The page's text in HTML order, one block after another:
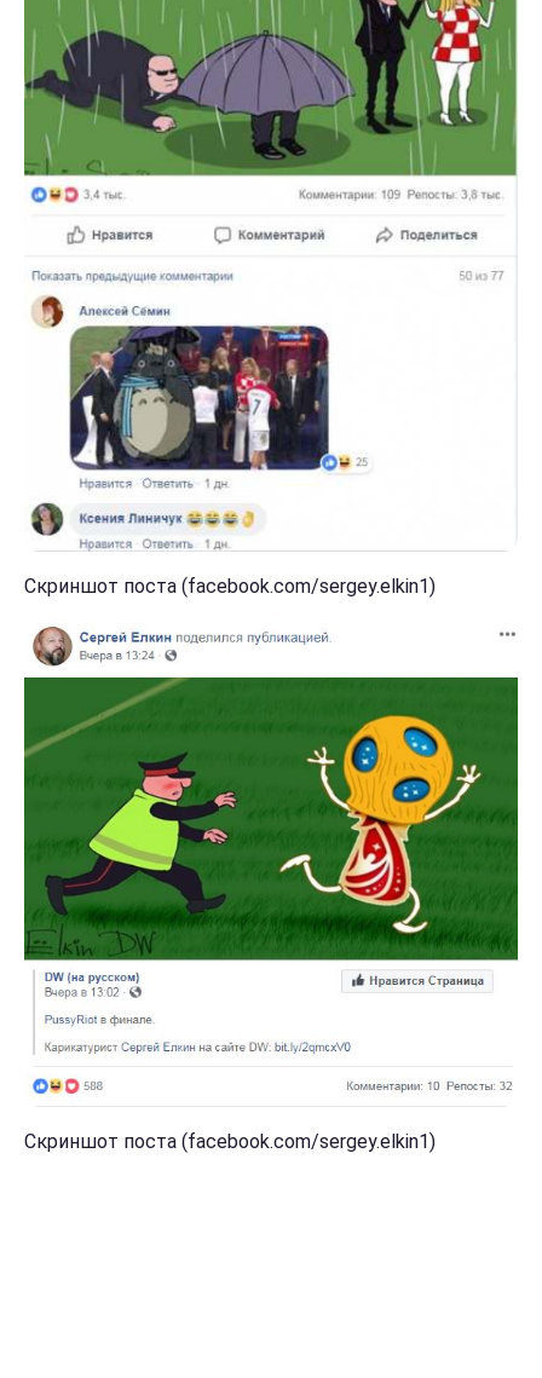
Скриншот поста (facebook.com/sergey.elkin1)
Скриншот поста (facebook.com/sergey.elkin1)